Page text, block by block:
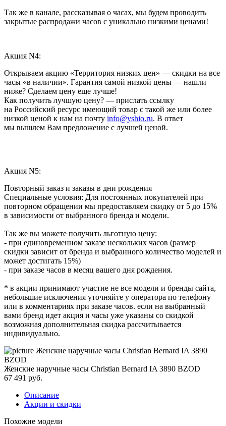
Так же в канале, рассказывая о часах, мы будем проводить
закрытые распродажи часов с уникально низкими ценами!
Акция N4:
Открываем акцию «Территория низких цен» — скидки на все
часы «в наличии». Гарантия самой низкой цены — нашли
ниже? Сделаем цену еще лучше!
Как получить лучшую цену? — прислать ссылку
на Российский ресурс имеющий товар с такой же или более
низкой ценой к нам на почту info@yshio.ru. В ответ
мы вышлем Вам предложение с лучшей ценой.
Акция N5:
Повторный заказ и заказы в дни рождения
Специальные условия: Для постоянных покупателей при
повторном обращении мы предоставляем скидку от 5 до 15%
в зависимости от выбранного бренда и модели.
Так же вы можете получить льготную цену:
- при единовременном заказе нескольких часов (размер
скидки зависит от бренда и выбранного количество моделей и
может достигать 15%)
- при заказе часов в месяц вашего дня рождения.
* в акции принимают участие не все модели и бренды сайта,
небольшие исключения уточняйте у оператора по телефону
или в комментариях при заказе часов. если на выбранный
вами бренд идет акция и часы уже указаны со скидкой
возможная дополнительная скидка рассчитывается
индивидуально.
Женские наручные часы Christian Bernard IA 3890 BZOD
67 491 руб.
Описание
Акции и скидки
Похожие модели